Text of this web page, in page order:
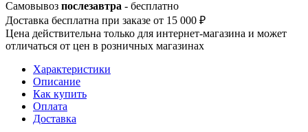
Самовывоз послезавтра - бесплатно
Доставка бесплатна при заказе от 15 000 ₽
Цена действительна только для интернет-магазина и может
отличаться от цен в розничных магазинах
Характеристики
Описание
Как купить
Оплата
Доставка